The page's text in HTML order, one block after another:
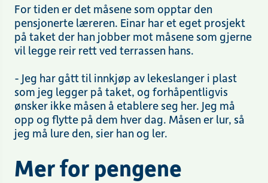
For tiden er det måsene som opptar den
pensjonerte læreren. Einar har et eget prosjekt
på taket der han jobber mot måsene som gjerne
vil legge reir rett ved terrassen hans.
- Jeg har gått til innkjøp av lekeslanger i plast
som jeg legger på taket, og forhåpentligvis
ønsker ikke måsen å etablere seg her. Jeg må
opp og flytte på dem hver dag. Måsen er lur, så
jeg må lure den, sier han og ler.
Mer for pengene